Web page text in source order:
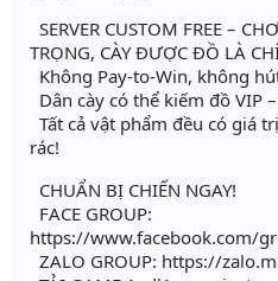
SERVER CUSTOM FREE –
TRỌNG, CÀY ĐƯỢC ĐỒ LÀ
Không Pay-to-Win, không
Dân cày có thể kiếm đồ VIP
Tất cả vật phẩm đều có giá
rác!
CHUẨN BỊ CHIẾN NGAY!
FACE GROUP:
https://www.facebook.com/
ZALO GROUP: https://